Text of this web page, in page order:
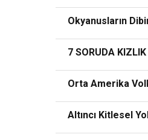
Okyanusların
7 SORUDA
Orta Amerika
Altıncı Kitlesel